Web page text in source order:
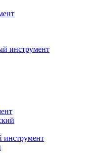
инструмент
инструмент